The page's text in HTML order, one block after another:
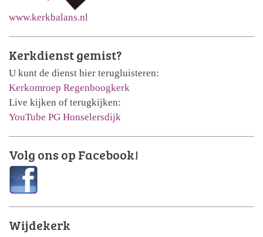
www.kerkbalans.nl
Kerkdienst gemist?
U kunt de dienst hier terugluisteren:
Kerkomroep Regenboogkerk
Live kijken of terugkijken:
YouTube PG Honselersdijk
Volg ons op Facebook!
Wijdekerk